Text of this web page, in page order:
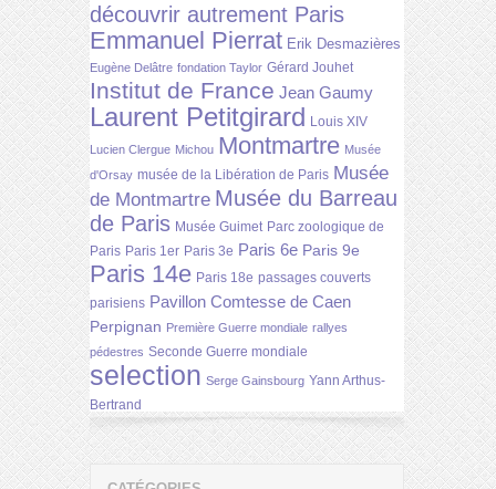
découvrir autrement Paris
Emmanuel Pierrat Erik Desmazières
Eugène Delâtre fondation Taylor Gérard Jouhet
Institut de France Jean Gaumy
Laurent Petitgirard Louis XIV
Lucien Clergue Michou Montmartre Musée
d'Orsay musée de la Libération de Paris Musée
de Montmartre Musée du Barreau
de Paris Musée Guimet Parc zoologique de
Paris Paris 1er Paris 3e Paris 6e Paris 9e
Paris 14e Paris 18e passages couverts
parisiens Pavillon Comtesse de Caen
Perpignan Première Guerre mondiale rallyes
pédestres Seconde Guerre mondiale
selection Serge Gainsbourg Yann Arthus-
Bertrand